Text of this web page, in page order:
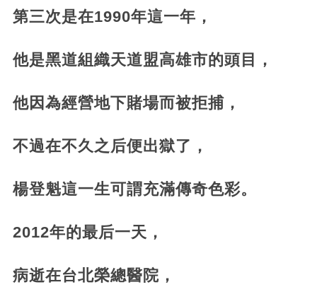
第三次是在1990年這一年，
他是黑道組織天道盟高雄市的頭目，
他因為經營地下賭場而被拒捕，
不過在不久之后便出獄了，
楊登魁這一生可謂充滿傳奇色彩。
2012年的最后一天，
病逝在台北榮總醫院，